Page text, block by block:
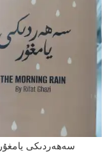
سەھەردىكى يامغۇر